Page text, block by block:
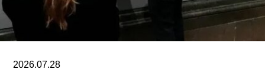
（Halprin-Lathrop School）和马林舞蹈工作室
（Dance Workshop of
2026.07.28